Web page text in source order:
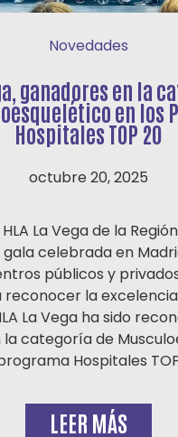
Novedades
ganadores en la
en los
Hospitales TOP 20
octubre 20, 2025
La Vega de la
gala celebrada en
públicos y
reconocer la
La Vega ha sido
categoría de
Hospitales
LEER MÁS